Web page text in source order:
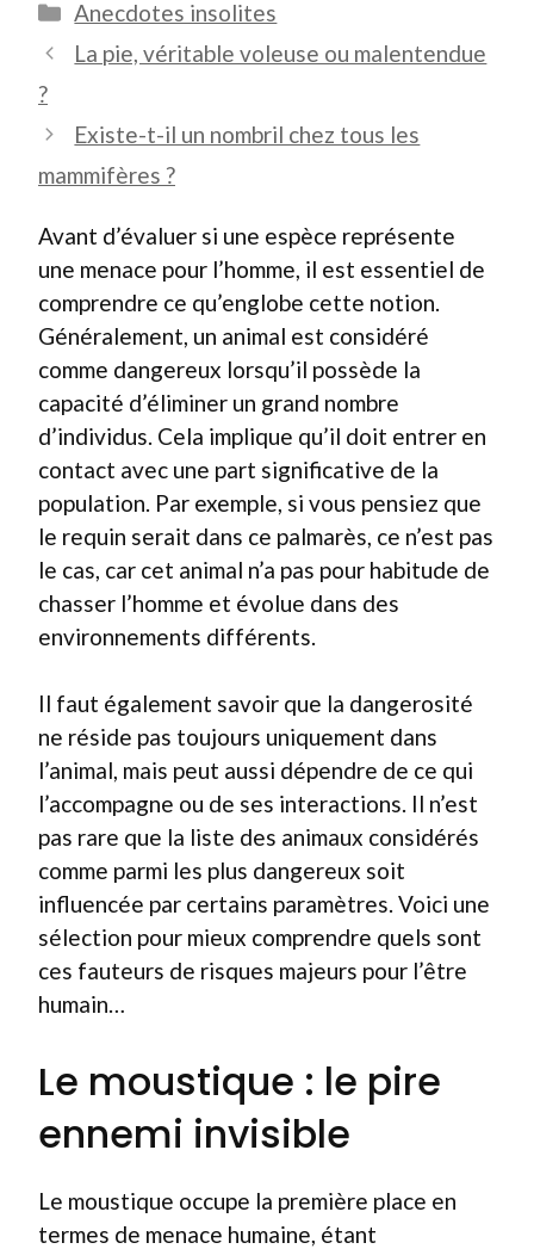
Catégories
Anecdotes insolites
La pie, véritable voleuse ou malentendue
?
Existe-t-il un nombril chez tous les
mammifères ?
Avant d’évaluer si une espèce représente
une menace pour l’homme, il est essentiel de
comprendre ce qu’englobe cette notion.
Généralement, un animal est considéré
comme dangereux lorsqu’il possède la
capacité d’éliminer un grand nombre
d’individus. Cela implique qu’il doit entrer en
contact avec une part significative de la
population. Par exemple, si vous pensiez que
le requin serait dans ce palmarès, ce n’est pas
le cas, car cet animal n’a pas pour habitude de
chasser l’homme et évolue dans des
environnements différents.
Il faut également savoir que la dangerosité
ne réside pas toujours uniquement dans
l’animal, mais peut aussi dépendre de ce qui
l’accompagne ou de ses interactions. Il n’est
pas rare que la liste des animaux considérés
comme parmi les plus dangereux soit
influencée par certains paramètres. Voici une
sélection pour mieux comprendre quels sont
ces fauteurs de risques majeurs pour l’être
humain…
Le moustique : le pire
ennemi invisible
Le moustique occupe la première place en
termes de menace humaine, étant